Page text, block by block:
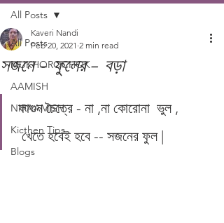
All Posts
MUKHOROCHOK
AAMISH
NIRAAMISH
Kicthen Tips
Blogs
All Posts
সজনে - ফুলের - বড়া
Kaveri Nandi
Feb 20, 2021 2 min read
ফাগুন চৈত্রে - না ,না কোরোনা  ভুল ,
  খেতে হবেই হবে -- সজনের ফুল |